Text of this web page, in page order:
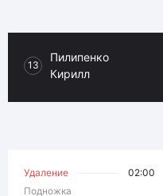
13
Пилипенко
Кирилл
Удаление
02:00
Подножка